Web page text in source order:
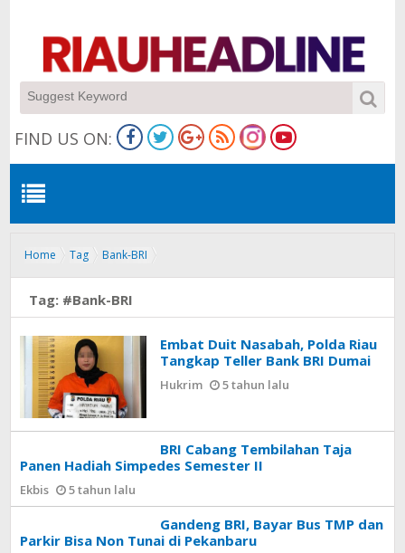
FIND US ON:
Home Tag Bank-BRI
Tag: #Bank-BRI
Embat Duit Nasabah, Polda Riau
Tangkap Teller Bank BRI Dumai
Hukrim 5 tahun lalu
BRI Cabang Tembilahan Taja
Panen Hadiah Simpedes Semester II
Ekbis 5 tahun lalu
Gandeng BRI, Bayar Bus TMP dan
Parkir Bisa Non Tunai di Pekanbaru